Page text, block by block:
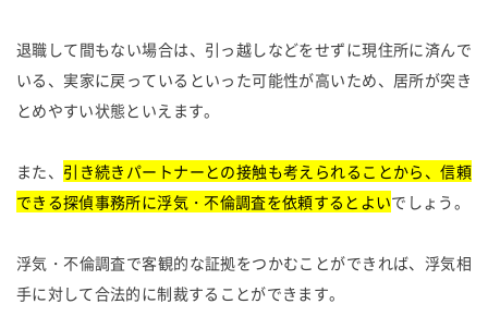
退職して間もない場合は、引っ越しなどをせずに現住所に済んで
いる、実家に戻っているといった可能性が高いため、居所が突き
とめやすい状態といえます。
また、 引き続きパートナーとの接触も考えられることから、信頼
できる探偵事務所に浮気・不倫調査を依頼するとよいでしょう。
浮気・不倫調査で客観的な証拠をつかむことができれば、浮気相
手に対して合法的に制裁することができます。